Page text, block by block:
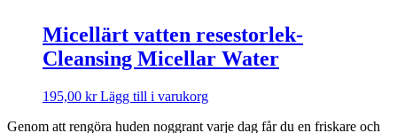
Micellärt vatten resestorlek-
Cleansing Micellar Water
195,00 kr Lägg till i varukorg
Genom att rengöra huden noggrant varje dag får du en friskare och